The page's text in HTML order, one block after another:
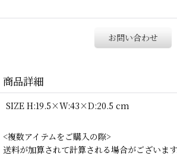
お問い合わせ
商品詳細
SIZE H:19.5×W:43×D:20.5 cm
<複数アイテムをご購入の際>
送料が加算されて計算される場合がございます